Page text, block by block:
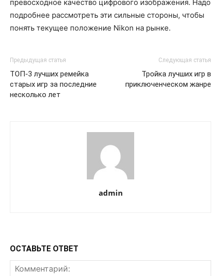
превосходное качество цифрового изображения. Надо
подробнее рассмотреть эти сильные стороны, чтобы
понять текущее положение Nikon на рынке.
Предыдущая статья
ТОП-3 лучших ремейка
старых игр за последние
несколько лет
Следующая статья
Тройка лучших игр в
приключенческом жанре
admin
ОСТАВЬТЕ ОТВЕТ